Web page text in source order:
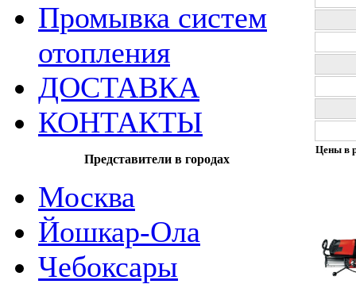
Промывка систем
отопления
ДОСТАВКА
КОНТАКТЫ
Представители в городах
Москва
Йошкар-Ола
Чебоксары
Цены в